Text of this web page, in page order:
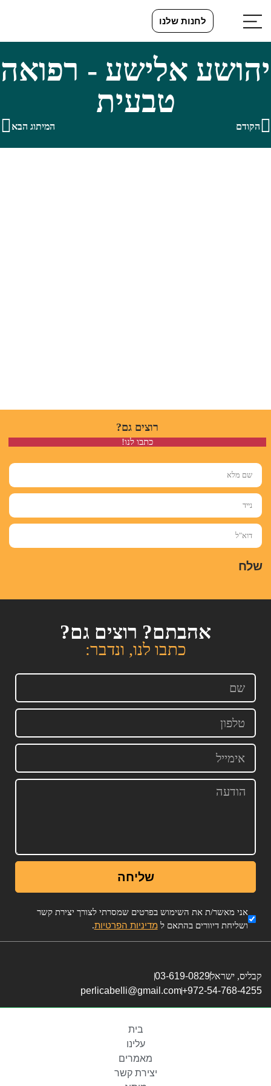
לחנות שלנו
יהושע אלישע - רפואה
טבעית
הקודם המיתוג הבא
רוצים גם?
כתבו לנו!
שלח
אהבתם? רוצים גם?
כתבו לנו, ונדבר:
אני מאשר/ת את השימוש בפרטים שמסרתי לצורך יצירת קשר
ושליחת דיוורים בהתאם ל מדיניות הפרטיות.
שליחה
קבליס, ישראל03-619-0829
972-54-768-4255+
perlicabelli@gmail.com
בית
עלינו
מאמרים
יצירת קשר